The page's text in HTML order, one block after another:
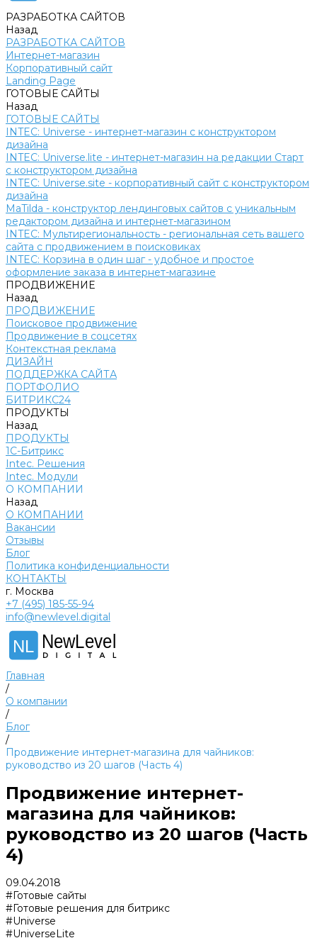
РАЗРАБОТКА САЙТОВ
Назад
РАЗРАБОТКА САЙТОВ
Интернет-магазин
Корпоративный сайт
Landing Page
ГОТОВЫЕ САЙТЫ
Назад
ГОТОВЫЕ САЙТЫ
INTEC: Universe - интернет-магазин с конструктором
дизайна
INTEC: Universe.lite - интернет-магазин на редакции Старт
с конструктором дизайна
INTEC: Universe.site - корпоративный сайт с конструктором
дизайна
MaTilda - конструктор лендинговых сайтов с уникальным
редактором дизайна и интернет-магазином
INTEC: Мультирегиональность - региональная сеть вашего
сайта с продвижением в поисковиках
INTEC: Корзина в один шаг - удобное и простое
оформление заказа в интернет-магазине
ПРОДВИЖЕНИЕ
Назад
ПРОДВИЖЕНИЕ
Поисковое продвижение
Продвижение в соцсетях
Контекстная реклама
ДИЗАЙН
ПОДДЕРЖКА САЙТА
ПОРТФОЛИО
БИТРИКС24
ПРОДУКТЫ
Назад
ПРОДУКТЫ
1С-Битрикс
Intec. Решения
Intec. Модули
О КОМПАНИИ
Назад
О КОМПАНИИ
Вакансии
Отзывы
Блог
Политика конфиденциальности
КОНТАКТЫ
г. Москва
+7 (495) 185-55-94
info@newlevel.digital
NewLevel
NL
Главная
/
О компании
/
Блог
/
Продвижение интернет-магазина для чайников:
руководство из 20 шагов (Часть 4)
Продвижение интернет-
магазина для чайников:
руководство из 20 шагов (Часть
4)
09.04.2018
#Готовые сайты
#Готовые решения для битрикс
#Universe
#UniverseLite